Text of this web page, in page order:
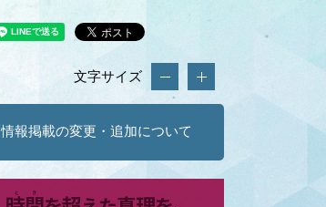
文字サイズ
情報掲載の変更・追加について